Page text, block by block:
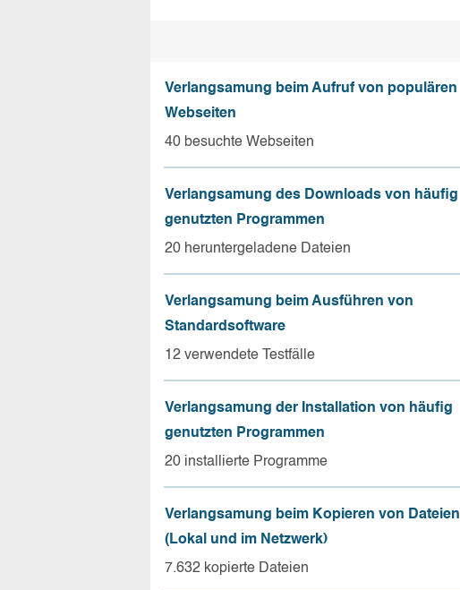
Verlangsamung beim Aufruf von populären
Webseiten
40 besuchte Webseiten
Verlangsamung des Downloads von häufig
genutzten Programmen
20 heruntergeladene Dateien
Verlangsamung beim Ausführen von
Standardsoftware
12 verwendete Testfälle
Verlangsamung der Installation von häufig
genutzten Programmen
20 installierte Programme
Verlangsamung beim Kopieren von Dateien
(Lokal und im Netzwerk)
7.632 kopierte Dateien